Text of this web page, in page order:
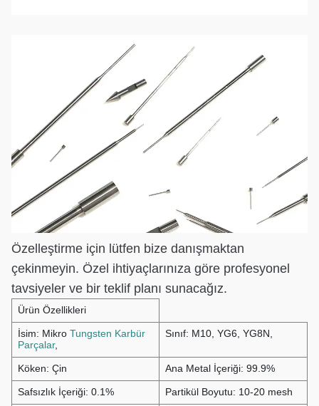
Özelleştirme için lütfen bize danışmaktan
çekinmeyin. Özel ihtiyaçlarınıza göre profesyonel
tavsiyeler ve bir teklif planı sunacağız.
Ürün Özellikleri
İsim: Mikro Tungsten Karbür
Parçalar,
Sınıf: M10, YG6, YG8N,
Köken: Çin Ana Metal İçeriği: 99.9%
Safsızlık İçeriği: 0.1% Partikül Boyutu: 10-20 mesh